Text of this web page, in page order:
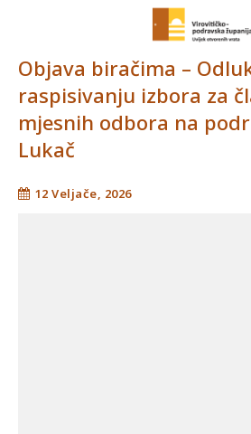
Objava biračima –
raspisivanju izbora za
mjesnih odbora na
Lukač
12 Veljače, 2026